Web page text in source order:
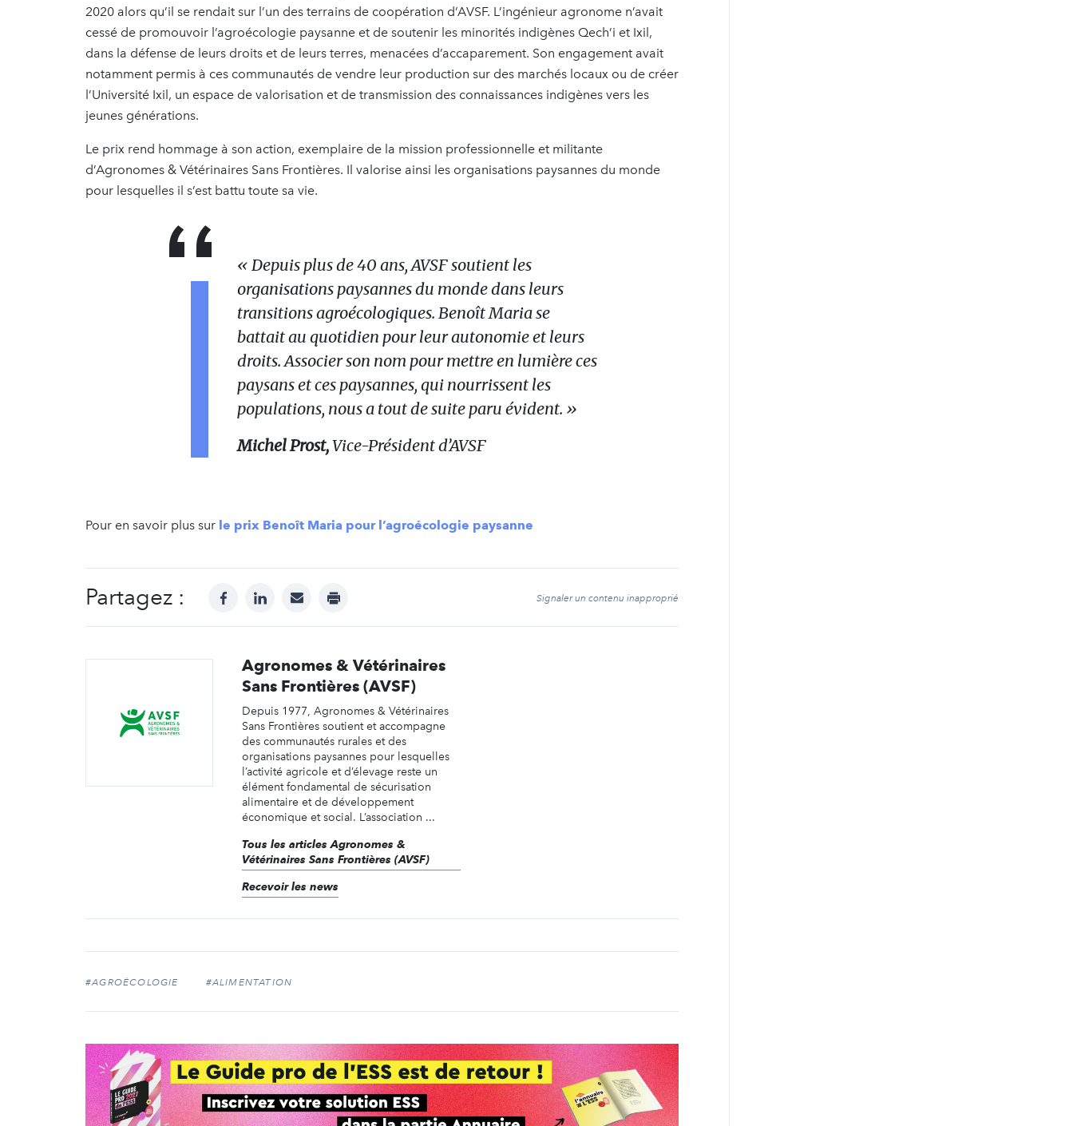
2020 alors qu’il se rendait sur l’un des terrains de coopération d’AVSF. L’ingénieur agronome n’avait
cessé de promouvoir l’agroécologie paysanne et de soutenir les minorités indigènes Qech’i et Ixil,
dans la défense de leurs droits et de leurs terres, menacées d’accaparement. Son engagement avait
notamment permis à ces communautés de vendre leur production sur des marchés locaux ou de créer
l’Université Ixil, un espace de valorisation et de transmission des connaissances indigènes vers les
jeunes générations.
Le prix rend hommage à son action, exemplaire de la mission professionnelle et militante
d’Agronomes & Vétérinaires Sans Frontières. Il valorise ainsi les organisations paysannes du monde
pour lesquelles il s’est battu toute sa vie.
« Depuis plus de 40 ans, AVSF soutient les
organisations paysannes du monde dans leurs
transitions agroécologiques. Benoît Maria se
battait au quotidien pour leur autonomie et leurs
droits. Associer son nom pour mettre en lumière ces
paysans et ces paysannes, qui nourrissent les
populations, nous a tout de suite paru évident. »
Michel Prost,Vice-Président d’AVSF
Pour en savoir plus sur le prix Benoît Maria pour l’agroécologie paysanne
Partagez : facebooklinkedinmail print Signaler un contenu inapproprié
Agronomes & Vétérinaires
Sans Frontières (AVSF)
Depuis 1977, Agronomes & Vétérinaires
Sans Frontières soutient et accompagne
des communautés rurales et des
organisations paysannes pour lesquelles
l’activité agricole et d’élevage reste un
élément fondamental de sécurisation
alimentaire et de développement
économique et social. L’association ...
Tous les articles Agronomes &
Vétérinaires Sans Frontières (AVSF)
Recevoir les news
#AGROÉCOLOGIE #ALIMENTATION